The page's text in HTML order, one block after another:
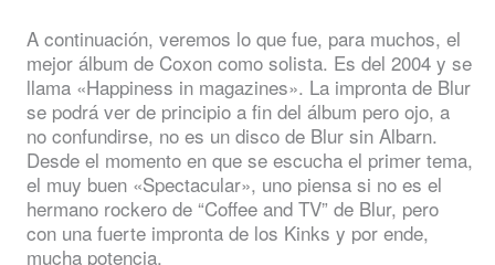
A continuación, veremos lo que fue, para muchos, el
mejor álbum de Coxon como solista. Es del 2004 y se
llama «Happiness in magazines». La impronta de Blur
se podrá ver de principio a fin del álbum pero ojo, a
no confundirse, no es un disco de Blur sin Albarn.
Desde el momento en que se escucha el primer tema,
el muy buen «Spectacular», uno piensa si no es el
hermano rockero de “Coffee and TV” de Blur, pero
con una fuerte impronta de los Kinks y por ende,
mucha potencia.